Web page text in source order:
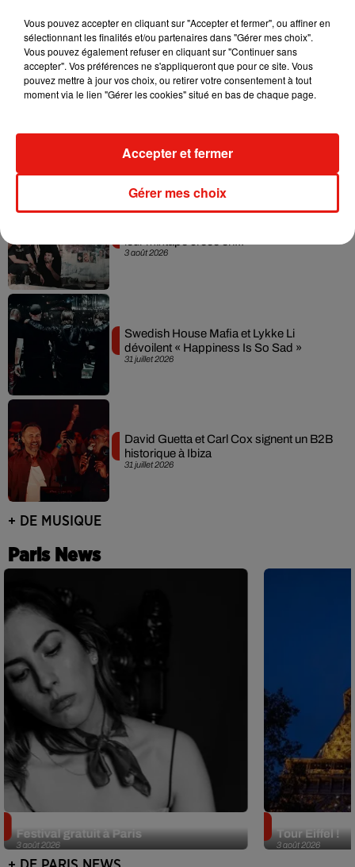
7 août 2026
collaboration tant attendue
6 août 2026
dimension avec son premier...
3 août 2026
leur mixtape créée en...
31 juillet 2026
Swedish House Mafia et Lykke Li
dévoilent « Happiness Is So Sad »
31 juillet 2026
David Guetta et Carl Cox signent un B2B
historique à Ibiza
+ DE MUSIQUE
Paris News
3 août 2026
Festival gratuit à Paris
3 août 2026
Tour Eiffel !
Vous pouvez accepter en cliquant sur "Accepter et fermer", ou affiner en
sélectionnant les finalités et/ou partenaires dans "Gérer mes choix".
Vous pouvez également refuser en cliquant sur "Continuer sans
accepter". Vos préférences ne s'appliqueront que pour ce site. Vous
pouvez mettre à jour vos choix, ou retirer votre consentement à tout
moment via le lien "Gérer les cookies" situé en bas de chaque page.
Gérer mes choix
Accepter et fermer